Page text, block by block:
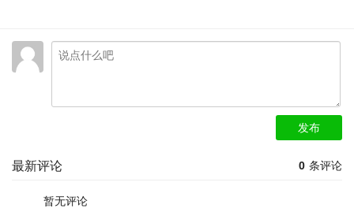
发布
0 条评论
最新评论
暂无评论